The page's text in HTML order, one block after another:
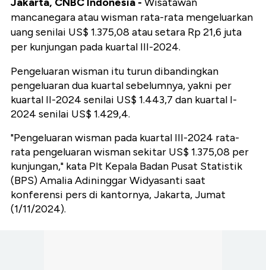
mancanegara atau wisman rata-rata mengeluarkan
uang senilai US$ 1.375,08 atau setara Rp 21,6 juta
per kunjungan pada kuartal III-2024.
Pengeluaran wisman itu turun dibandingkan
pengeluaran dua kuartal sebelumnya, yakni per
kuartal II-2024 senilai US$ 1.443,7 dan kuartal I-
2024 senilai US$ 1.429,4.
"Pengeluaran wisman pada kuartal III-2024 rata-
rata pengeluaran wisman sekitar US$ 1.375,08 per
kunjungan," kata Plt Kepala Badan Pusat Statistik
(BPS) Amalia Adininggar Widyasanti saat
konferensi pers di kantornya, Jakarta, Jumat
(1/11/2024).